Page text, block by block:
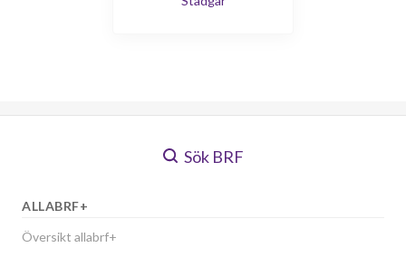
Sök BRF
ALLABRF+
Översikt allabrf+